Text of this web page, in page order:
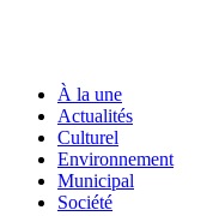
À la une
Actualités
Culturel
Environnement
Municipal
Société